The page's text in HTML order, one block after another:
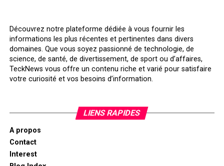
Découvrez notre plateforme dédiée à vous fournir les
informations les plus récentes et pertinentes dans divers
domaines. Que vous soyez passionné de technologie, de
science, de santé, de divertissement, de sport ou d’affaires,
TeckNews vous offre un contenu riche et varié pour satisfaire
votre curiosité et vos besoins d’information.
LIENS RAPIDES
A propos
Contact
Interest